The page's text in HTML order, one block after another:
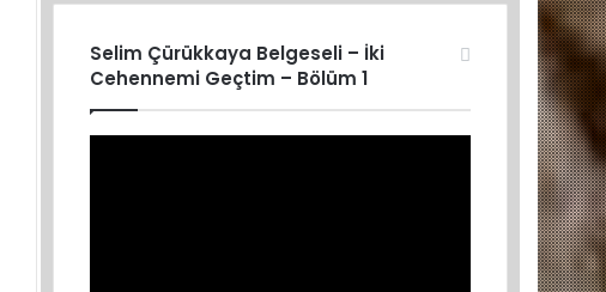
Selim Çürükkaya Belgeseli – İki
Cehennemi Geçtim – Bölüm 1